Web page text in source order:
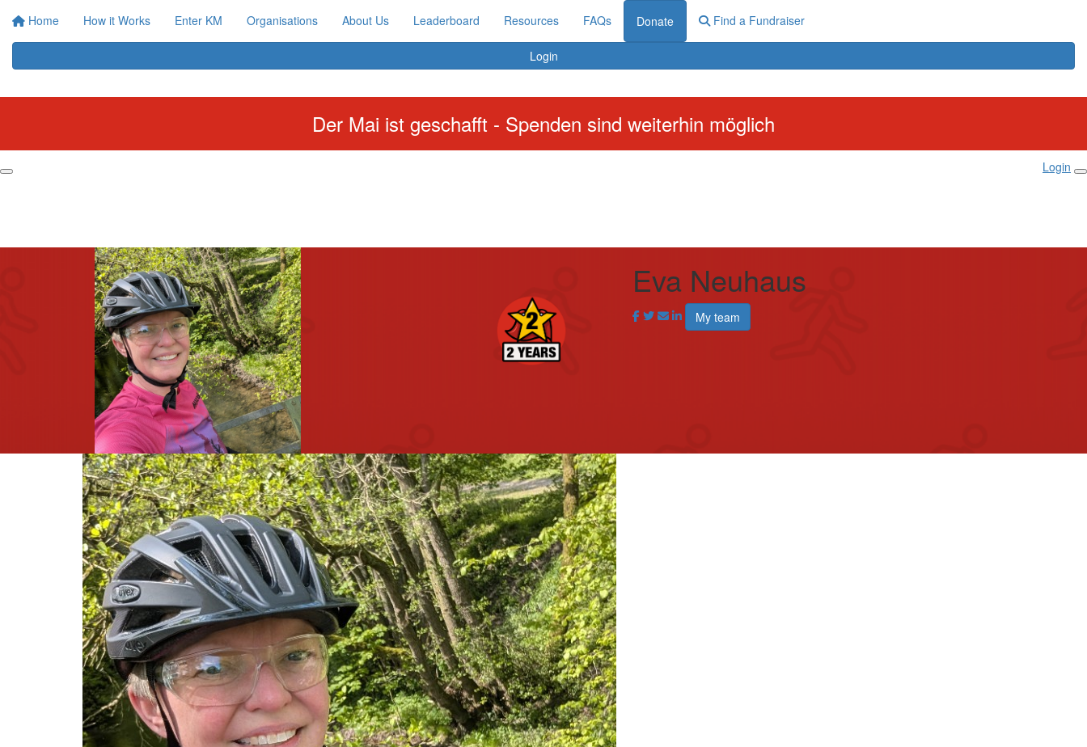
Home How it Works Enter KM Organisations About Us Leaderboard Resources FAQs Donate Find a Fundraiser
Login
Der Mai ist geschafft - Spenden sind weiterhin möglich
Login
Eva Neuhaus
My team